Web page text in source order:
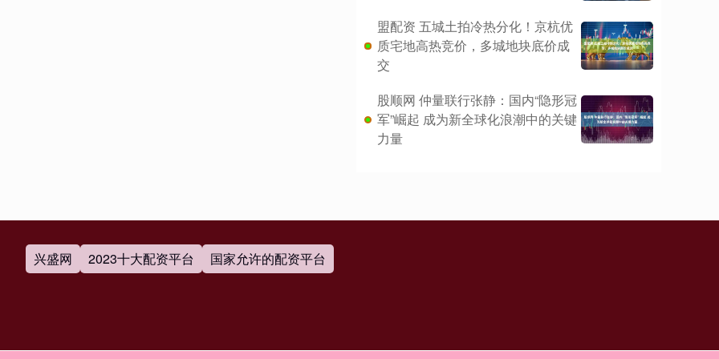
盟配资 五城土拍冷热分化！京杭优
质宅地高热竞价，多城地块底价成
交
股顺网 仲量联行张静：国内“隐形冠
军”崛起 成为新全球化浪潮中的关键
力量
兴盛网 2023十大配资平台 国家允许的配资平台